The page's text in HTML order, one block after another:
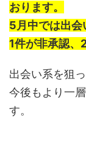
おります。
5月中では出会
1件が非承認、
出会い系を狙
今後もより一
す。